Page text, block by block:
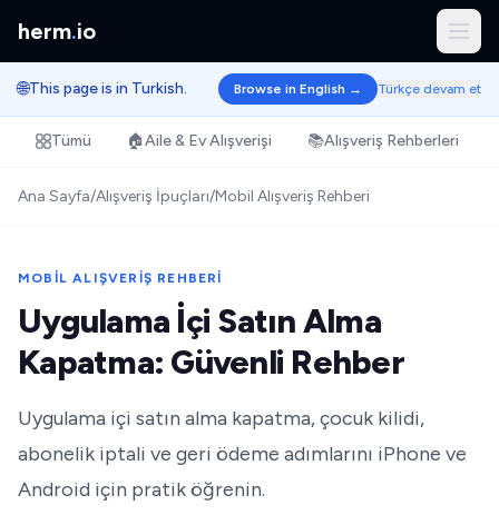
herm.io
🌐This page is in Turkish. Browse in English → Türkçe devam et
Tümü 🏠Aile & Ev Alışverişi 📚Alışveriş Rehberleri
Ana Sayfa/Alışveriş İpuçları/Mobil Alışveriş Rehberi
MOBIL ALIŞVERIŞ REHBERI
Uygulama İçi Satın Alma
Kapatma: Güvenli Rehber
Uygulama içi satın alma kapatma, çocuk kilidi,
abonelik iptali ve geri ödeme adımlarını iPhone ve
Android için pratik öğrenin.